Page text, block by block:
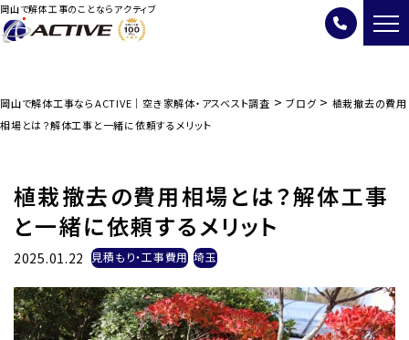
岡山で解体工事のことならアクティブ
岡山で解体工事ならACTIVE｜空き家解体・アスベスト調査 > ブログ> 植栽撤去の費用
相場とは？解体工事と一緒に依頼するメリット
植栽撤去の費用相場とは？解体工事
と一緒に依頼するメリット
2025.01.22 見積もり・工事費用 埼玉